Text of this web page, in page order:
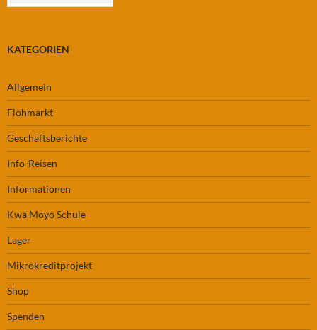
KATEGORIEN
Allgemein
Flohmarkt
Geschäftsberichte
Info-Reisen
Informationen
Kwa Moyo Schule
Lager
Mikrokreditprojekt
Shop
Spenden